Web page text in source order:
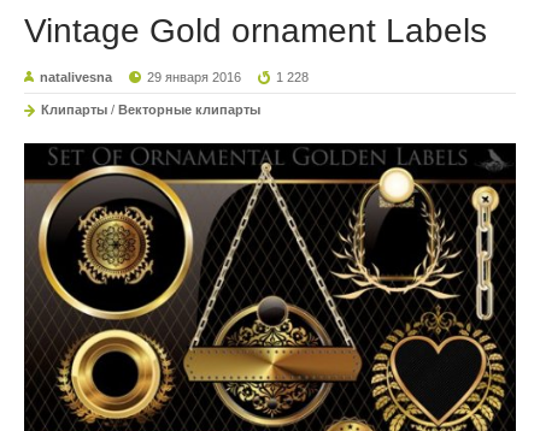
Vintage Gold ornament Labels
natalivesna 29 января 2016 1 228
Клипарты / Векторные клипарты